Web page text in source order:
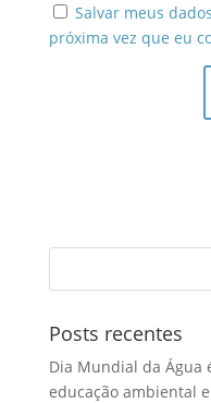
Salvar meus
próxima vez que eu
Posts recentes
Dia Mundial da Água
educação ambiental